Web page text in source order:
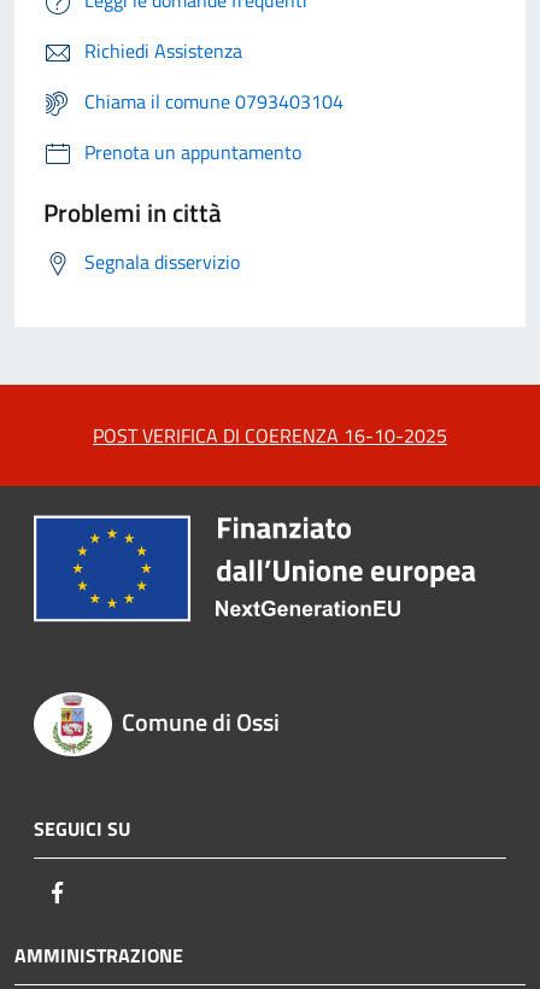
Richiedi Assistenza
Chiama il comune 0793403104
Prenota un appuntamento
Problemi in città
Segnala disservizio
POST VERIFICA DI COERENZA 16-10-2025
Comune di Ossi
SEGUICI SU
AMMINISTRAZIONE